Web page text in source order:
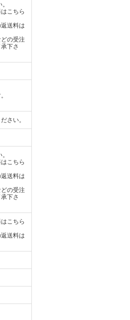
こちら
送料は
の受注
下さ
さい。
こちら
送料は
の受注
下さ
こちら
送料は